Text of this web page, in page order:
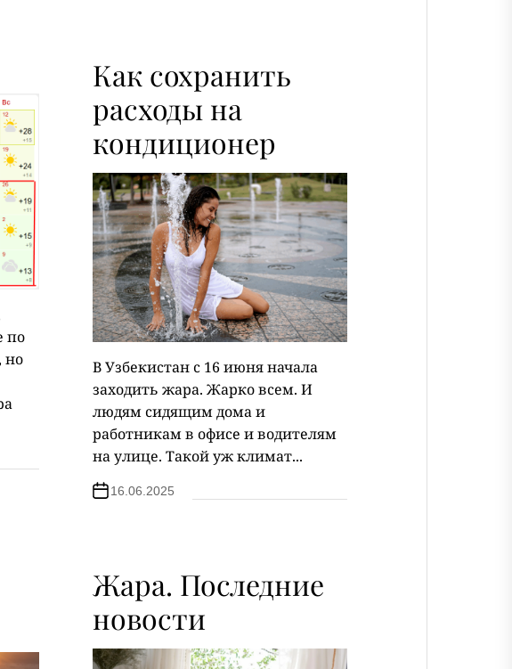
по
но
Как сохранить
расходы на
кондиционер
В Узбекистан с 16 июня начала
заходить жара. Жарко всем. И
людям сидящим дома и
работникам в офисе и водителям
на улице. Такой уж климат...
16.06.2025
Жара. Последние
новости